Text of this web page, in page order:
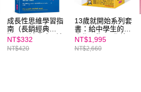
成長性思維學習指
南（長銷經典
版）：幫助孩子達
成目標，打造心態
致勝的實戰教室
NT$332
NT$420
13歲就開始系列套
書：給中學生的七
大學習術──學校
沒有教的關鍵素養
能力（共7冊）
NT$1,995
NT$2,660